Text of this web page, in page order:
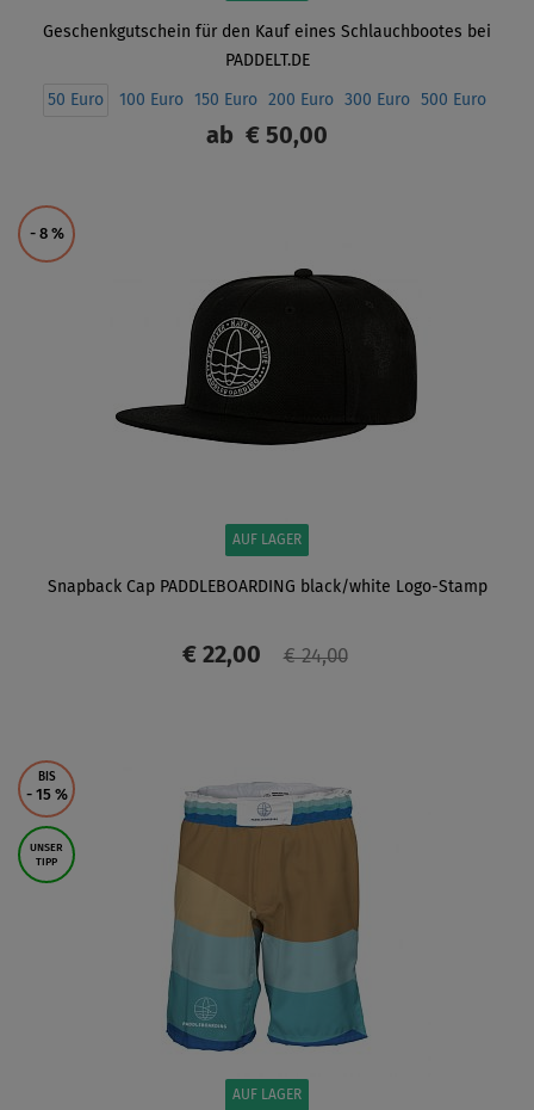
Geschenkgutschein für den Kauf eines Schlauchbootes bei
PADDELT.DE
50 Euro 100 Euro 150 Euro 200 Euro 300 Euro 500 Euro
ab € 50,00
- 8 %
AUF LAGER
Snapback Cap PADDLEBOARDING black/white Logo-Stamp
€ 22,00 € 24,00
BIS
- 15 %
UNSER
TIPP
AUF LAGER